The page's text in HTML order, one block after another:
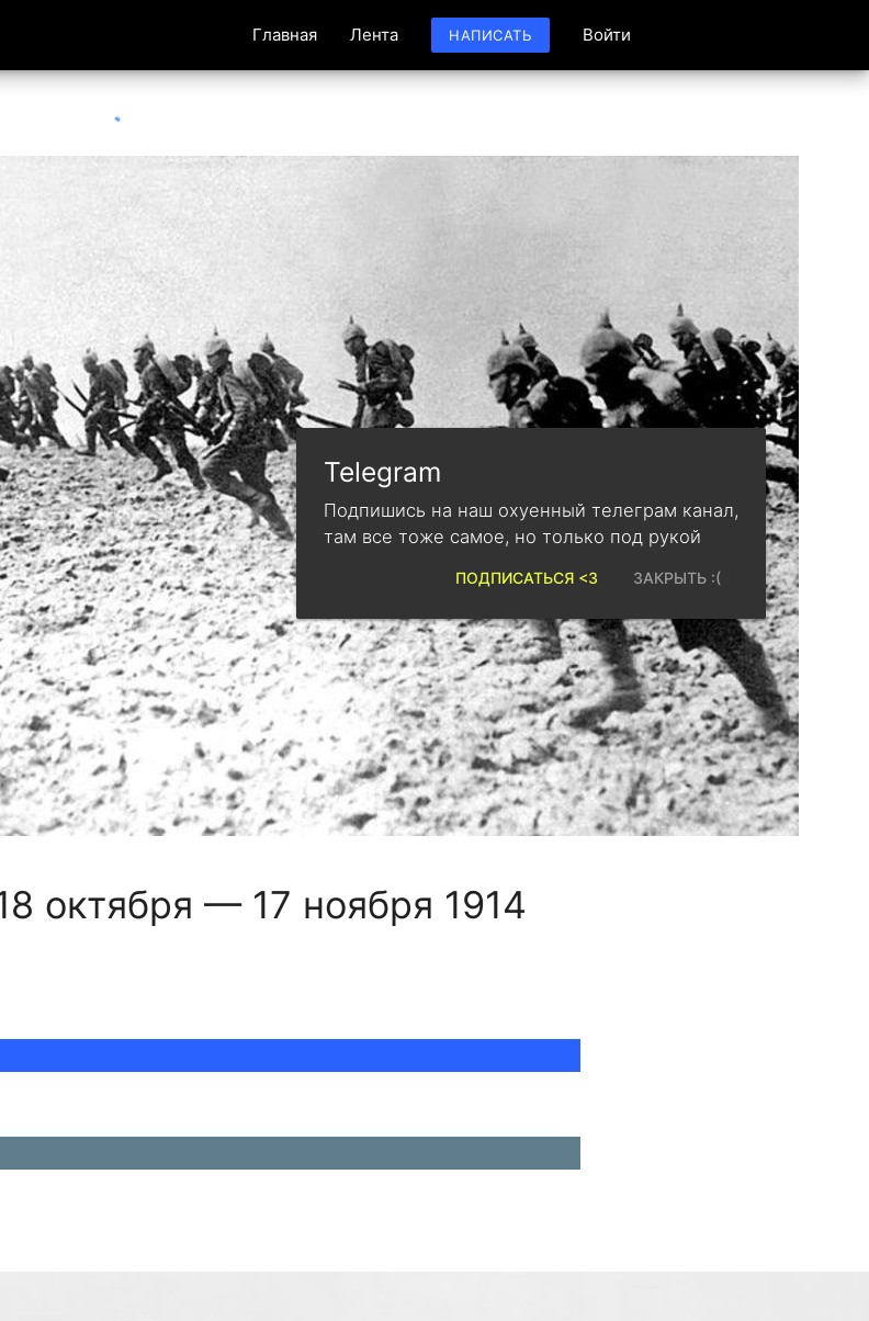
Главная Лента НАПИСАТЬ Войти
октября — 17 ноября 1914
Telegram
Подпишись на наш охуенный телеграм канал,
там все тоже самое, но только под рукой
ЗАКРЫТЬ :(
ПОДПИСАТЬСЯ <3